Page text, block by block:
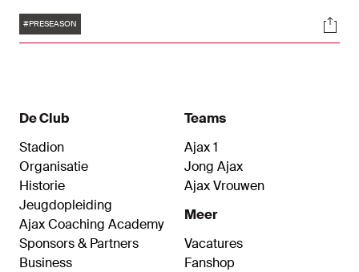
Tags
#PRESEASON
De Club
Stadion
Organisatie
Historie
Jeugdopleiding
Ajax Coaching Academy
Sponsors & Partners
Business
Teams
Ajax 1
Jong Ajax
Ajax Vrouwen
Meer
Vacatures
Fanshop